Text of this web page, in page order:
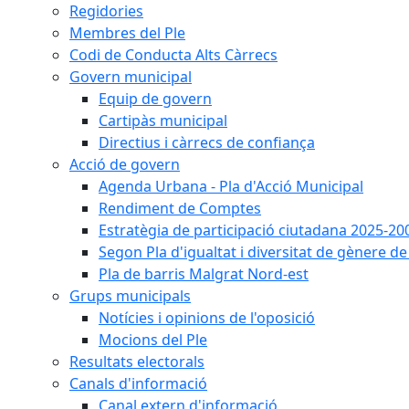
Regidories
Membres del Ple
Codi de Conducta Alts Càrrecs
Govern municipal
Equip de govern
Cartipàs municipal
Directius i càrrecs de confiança
Acció de govern
Agenda Urbana - Pla d'Acció Municipal
Rendiment de Comptes
Estratègia de participació ciutadana 2025-
Segon Pla d'igualtat i diversitat de gènere
Pla de barris Malgrat Nord-est
Grups municipals
Notícies i opinions de l'oposició
Mocions del Ple
Resultats electorals
Canals d'informació